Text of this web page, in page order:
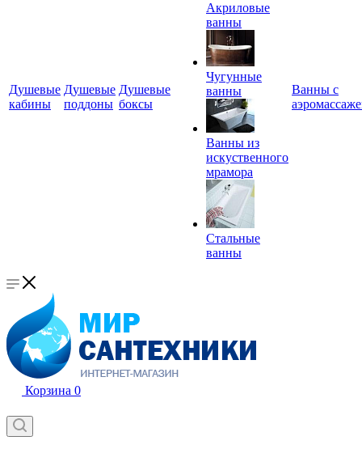
Душевые
кабины
Душевые
поддоны
Душевые
боксы
Акриловые
ванны
Чугунные
ванны
Ванны из
искуственного
мрамора
Стальные
ванны
Ванны с
Корзина 0